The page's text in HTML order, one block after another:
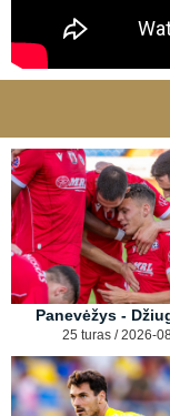
Panevėžys -
25 turas / 2026-